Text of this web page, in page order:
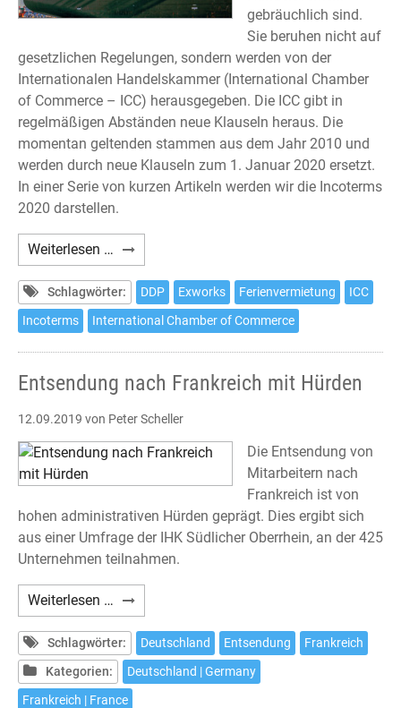
gebräuchlich sind.
Sie beruhen nicht auf
gesetzlichen Regelungen, sondern werden von der
Internationalen Handelskammer (International Chamber
of Commerce – ICC) herausgegeben. Die ICC gibt in
regelmäßigen Abständen neue Klauseln heraus. Die
momentan geltenden stammen aus dem Jahr 2010 und
werden durch neue Klauseln zum 1. Januar 2020 ersetzt.
In einer Serie von kurzen Artikeln werden wir die Incoterms
2020 darstellen.
Weiterlesen … Incoterms
2020
(1)
Schlagwörter: DDP Exworks Ferienvermietung
ICC
Incoterms
International Chamber of Commerce
Entsendung nach Frankreich mit Hürden
12.09.2019 von Peter Scheller
Die Entsendung von
Mitarbeitern nach
Frankreich ist von
hohen administrativen Hürden geprägt. Dies ergibt sich
aus einer Umfrage der IHK Südlicher Oberrhein, an der 425
Unternehmen teilnahmen.
Weiterlesen … Entsendung
nach
Frankreich
mit
Hürden
Schlagwörter: Deutschland Entsendung
Frankreich
Kategorien:
Deutschland | Germany
Frankreich | France